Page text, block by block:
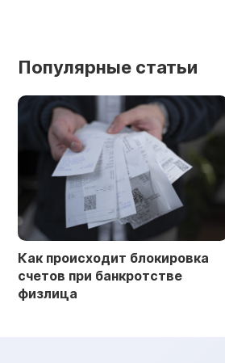
Популярные статьи
Как происходит блокировка
счетов при банкротстве
физлица